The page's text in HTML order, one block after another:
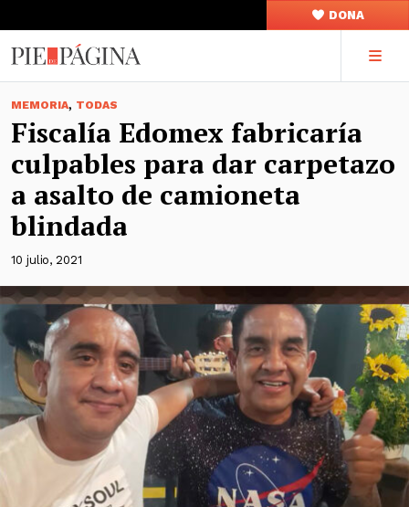
DONA
MEMORIA, TODAS
Fiscalía Edomex fabricaría
culpables para dar carpetazo
a asalto de camioneta
blindada
10 julio, 2021